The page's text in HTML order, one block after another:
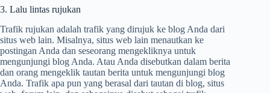
3. Lalu lintas rujukan
Trafik rujukan adalah trafik yang dirujuk ke blog Anda dari
situs web lain. Misalnya, situs web lain menautkan ke
postingan Anda dan seseorang mengekliknya untuk
mengunjungi blog Anda. Atau Anda disebutkan dalam berita
dan orang mengeklik tautan berita untuk mengunjungi blog
Anda. Trafik apa pun yang berasal dari tautan di blog, situs